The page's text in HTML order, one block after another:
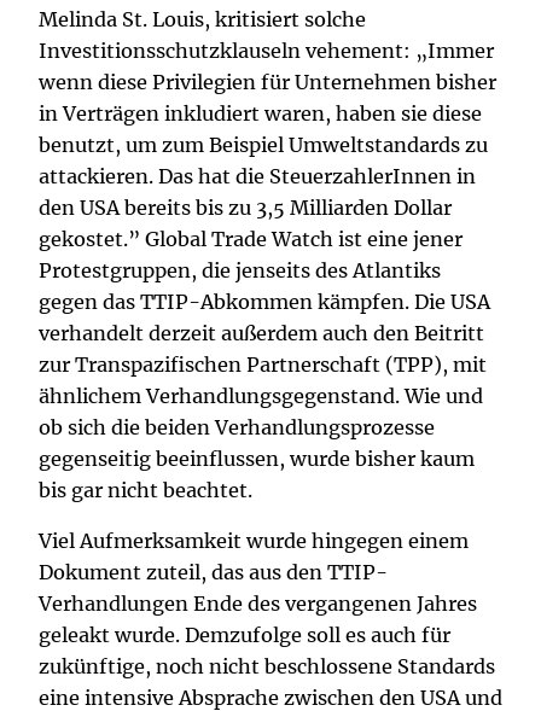
Melinda St. Louis, kritisiert solche
Investitionsschutzklauseln vehement: „Immer
wenn diese Privilegien für Unternehmen bisher
in Verträgen inkludiert waren, haben sie diese
benutzt, um zum Beispiel Umweltstandards zu
attackieren. Das hat die SteuerzahlerInnen in
den USA bereits bis zu 3,5 Milliarden Dollar
gekostet.” Global Trade Watch ist eine jener
Protestgruppen, die jenseits des Atlantiks
gegen das TTIP-Abkommen kämpfen. Die USA
verhandelt derzeit außerdem auch den Beitritt
zur Transpazifischen Partnerschaft (TPP), mit
ähnlichem Verhandlungsgegenstand. Wie und
ob sich die beiden Verhandlungsprozesse
gegenseitig beeinflussen, wurde bisher kaum
bis gar nicht beachtet.
Viel Aufmerksamkeit wurde hingegen einem
Dokument zuteil, das aus den TTIP-
Verhandlungen Ende des vergangenen Jahres
geleakt wurde. Demzufolge soll es auch für
zukünftige, noch nicht beschlossene Standards
eine intensive Absprache zwischen den USA und